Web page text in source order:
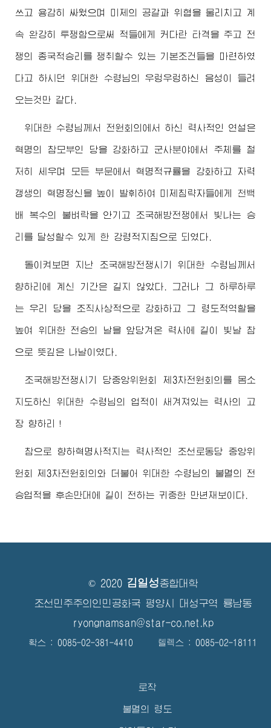
쓰고 용감히 싸웠으며 미제의 공갈과 위협을 물리치고 계
속 완강히 투쟁함으로써 적들에게 커다란 타격을 주고 전
쟁의 종국적승리를 쟁취할수 있는 기본조건들을 마련하였
다고 하시던 위대한 수령님 의 우렁우렁하신 음성이 들려
오는것만 같다.
위대한 수령님께서 전원회의에서 하신 력사적인 연설은
혁명의 참모부인 당을 강화하고 군사분야에서 주체를 철
저히 세우며 모든 부문에서 혁명적규률을 강화하고 자력
갱생의 혁명정신을 높이 발휘하여 미제침략자들에게 천백
배 복수의 불벼락을 안기고 조국해방전쟁에서 빛나는 승
리를 달성할수 있게 한 강령적지침으로 되였다.
돌이켜보면 지난 조국해방전쟁시기 위대한 수령님께서
향하리에 계신 기간은 길지 않았다. 그러나 그 하루하루
는 우리 당을 조직사상적으로 강화하고 그 령도적역할을
높여 위대한 전승의 날을 앞당겨온 력사에 길이 빛날 참
으로 뜻깊은 나날이였다.
조국해방전쟁시기 당중앙위원회 제3차전원회의를 몸소
지도하신 위대한 수령님 의 업적이 새겨져있는 력사의 고
장 향하리！
참으로 향하혁명사적지는 력사적인 조선로동당 중앙위
원회 제3차전원회의와 더불어 위대한 수령님의 불멸의 전
승업적을 후손만대에 길이 전하는 귀중한 만년재보이다.
© 2020 김일성종합대학
조선민주주의인민공화국 평양시 대성구역 룡남동
ryongnamsan@star-co.net.kp
확스 : 0085-02-381-4410 텔렉스 : 0085-02-18111
로작
불멸의 령도